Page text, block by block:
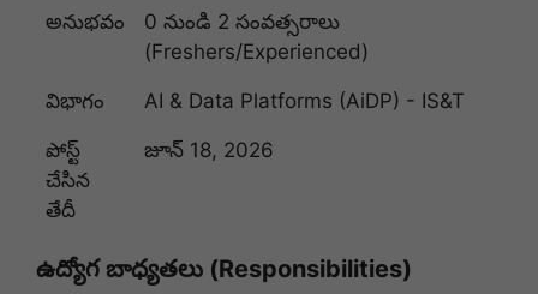
అనుభవం
0 నుండి 2 సంవత్సరాలు
(Freshers/Experienced)
విభాగం AI & Data Platforms (AiDP) - IS&T
పోస్ట్
చేసిన
తేదీ
జూన్ 18, 2026
ఉద్యోగ బాధ్యతలు (Responsibilities)